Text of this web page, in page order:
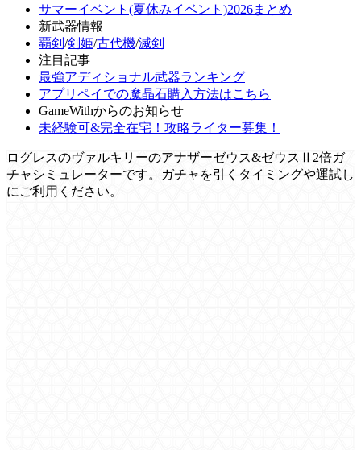
サマーイベント(夏休みイベント)2026まとめ
新武器情報
覇剣 /剣姫/古代機/滅剣
注目記事
最強アディショナル武器ランキング
アプリペイでの魔晶石購入方法はこちら
GameWithからのお知らせ
未経験可&完全在宅！攻略ライター募集！
ログレスのヴァルキリーのアナザーゼウス&ゼウスⅡ2倍ガ
チャシミュレーターです。ガチャを引くタイミングや運試し
にご利用ください。